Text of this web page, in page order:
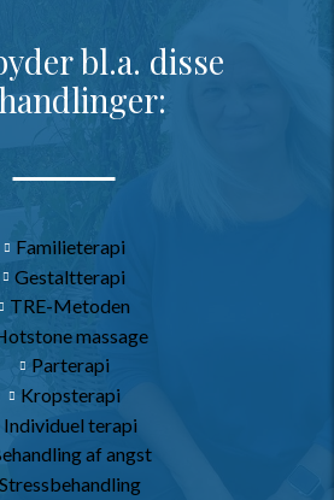
bl.a. disse
Familieterapi
Gestaltterapi
TRE-Metoden
massage
Parterapi
Kropsterapi
Individuel terapi
af angst
Stressbehandling